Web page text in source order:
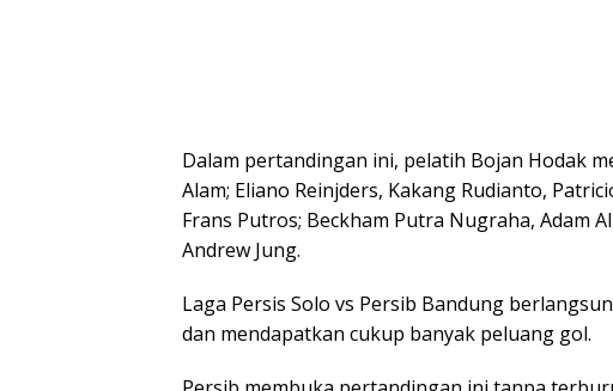
Dalam pertandingan ini, pelatih Bojan Hodak
Alam; Eliano Reinjders, Kakang Rudianto,
Frans Putros; Beckham Putra Nugraha, Adam
Andrew Jung.
Laga Persis Solo vs Persib Bandung
dan mendapatkan cukup banyak peluang gol.